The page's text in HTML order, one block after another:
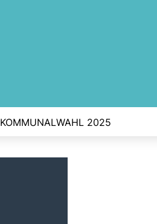
KOMMUNALWAHL 2025